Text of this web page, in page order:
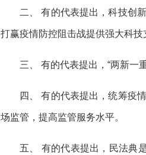
二、 有的代表提出，科技创
打赢疫情防控阻击战提供强大科技
三、 有的代表提出，“两新一
四、 有的代表提出，统筹疫
场监管，提高监管服务水平。
五、 有的代表提出，民法典